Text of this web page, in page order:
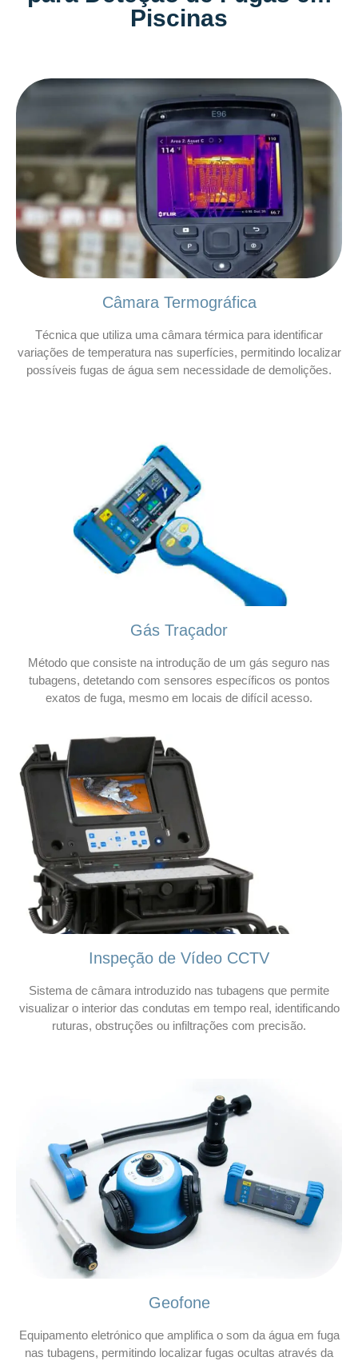
Piscinas
Câmara Termográfica
Técnica que utiliza uma câmara térmica para identificar
variações de temperatura nas superfícies, permitindo localizar
possíveis fugas de água sem necessidade de demolições.
Gás Traçador
Método que consiste na introdução de um gás seguro nas
tubagens, detetando com sensores específicos os pontos
exatos de fuga, mesmo em locais de difícil acesso.
Inspeção de Vídeo CCTV
Sistema de câmara introduzido nas tubagens que permite
visualizar o interior das condutas em tempo real, identificando
ruturas, obstruções ou infiltrações com precisão.
Geofone
Equipamento eletrónico que amplifica o som da água em fuga
nas tubagens, permitindo localizar fugas ocultas através da